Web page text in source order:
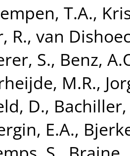
T.A.,
R., van
S., Benz,
M.R.,
D., Bachiller,
E.A.,